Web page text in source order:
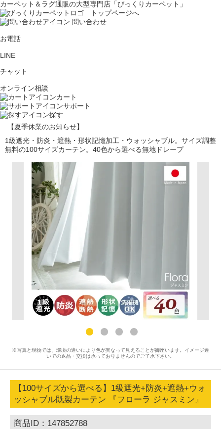
カーペット＆ラグ通販の大型専門店「びっくりカーペット」
問い合わせ
お電話
LINE
チャット
オンライン相談
カート
サポート
探す
【夏季休業のお知らせ】
1級遮光・防炎・遮熱・形状記憶加工・ウォッシャブル。サイズ調整
無料の100サイズカーテン。40色から選べる無地ドレープ
※写真と現物では、環境の違いにより色が異なって見えることが御座います。イメージ違
いでの返品・交換は承っておりませんのでご了承下さい。
【100サイズから選べる】1級遮光+防炎+遮熱+ウォ
ッシャブル既製カーテン 『フローラ ジャスミン』
商品ID：147852788